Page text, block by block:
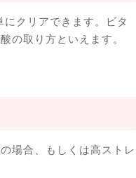
クリアできます。ビタ
の取り方といえます。
場合、もしくは高ストレ